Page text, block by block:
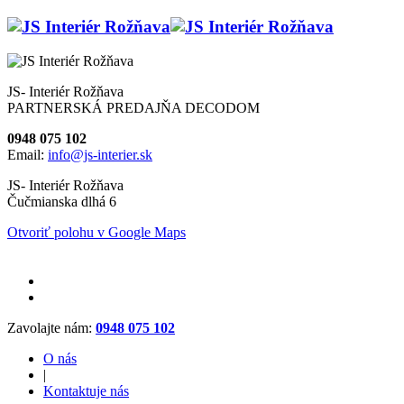
JS- Interiér Rožňava
PARTNERSKÁ PREDAJŇA DECODOM
0948 075 102
Email: info@js-interier.sk
JS- Interiér Rožňava
Čučmianska dlhá 6
Otvoriť polohu v Google Maps
Zavolajte nám: 0948 075 102
O nás
|
Kontaktuje nás